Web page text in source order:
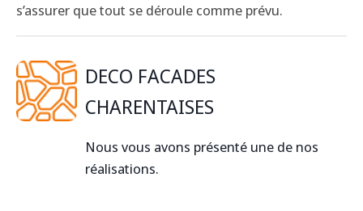
s’assurer que tout se déroule comme prévu.
DECO FACADES
CHARENTAISES
Nous vous avons présenté une de nos
réalisations.